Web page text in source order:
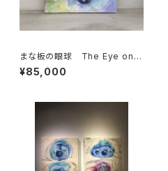
まな板の眼球 The Eye on t
he Cutting Board
¥85,000